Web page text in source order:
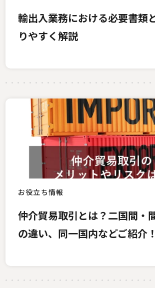
輸出入業務における必要書類
りやすく解説
お役立ち情報
仲介貿易取引とは？二国間・
の違い、同一国内などご紹介！